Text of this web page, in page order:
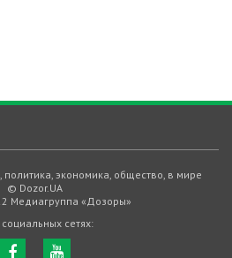
политика, экономика, общество, в мире
© Dozor.UA
Медиагруппа «Дозоры»
сетях: